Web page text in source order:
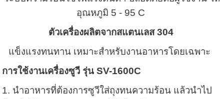
อุณหภูมิ 5 - 95 C
ตัวเครื่องผลิตจากสแตนเลส 304
แข็งแรงทนทาน เหมาะสำหรับงานอาหารโดยเฉพาะ
การใช้งานเครื่องซูวี รุ่น SV-1600C
1. นำอาหารที่ต้องการซูวีใส่ถุงทนความร้อน แล้วนำไป